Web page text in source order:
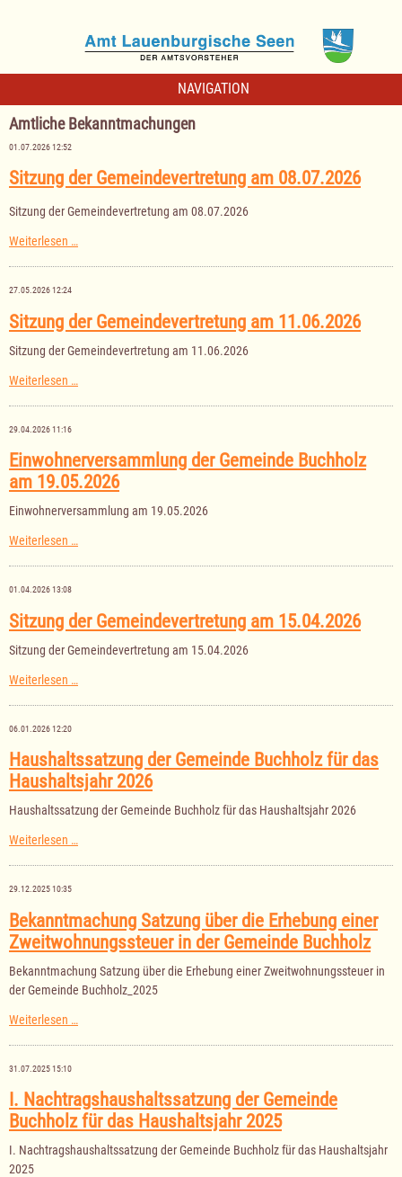
NAVIGATION
Amtliche Bekanntmachungen
01.07.2026 12:52
Sitzung der Gemeindevertretung am 08.07.2026
Sitzung der Gemeindevertretung am 08.07.2026
Weiterlesen …Sitzung
Gemeindevertretung
27.05.2026 12:24
Sitzung der Gemeindevertretung am 11.06.2026
Sitzung der Gemeindevertretung am 11.06.2026
Weiterlesen …
Gemeindevertretung
29.04.2026 11:16
Einwohnerversammlung der Gemeinde Buchholz
am 19.05.2026
Einwohnerversammlung am 19.05.2026
Weiterlesen …Einwohnerversammlung
Gemeinde
19.05.2026
01.04.2026 13:08
Sitzung der Gemeindevertretung am 15.04.2026
Sitzung der Gemeindevertretung am 15.04.2026
Weiterlesen …
Gemeindevertretung
06.01.2026 12:20
Haushaltssatzung der Gemeinde Buchholz für das
Haushaltsjahr 2026
Haushaltssatzung der Gemeinde Buchholz für das Haushaltsjahr 2026
Weiterlesen …
Gemeinde
Haushaltsjahr
2026
29.12.2025 10:35
Bekanntmachung Satzung über die Erhebung einer
Zweitwohnungssteuer in der Gemeinde Buchholz
Bekanntmachung Satzung über die Erhebung einer Zweitwohnungssteuer in
der Gemeinde Buchholz_2025
Weiterlesen …
über
einer
Zweitwohnungssteuer
in
der
Gemeinde
31.07.2025 15:10
I. Nachtragshaushaltssatzung der Gemeinde
Buchholz für das Haushaltsjahr 2025
I. Nachtragshaushaltssatzung der Gemeinde Buchholz für das Haushaltsjahr
2025